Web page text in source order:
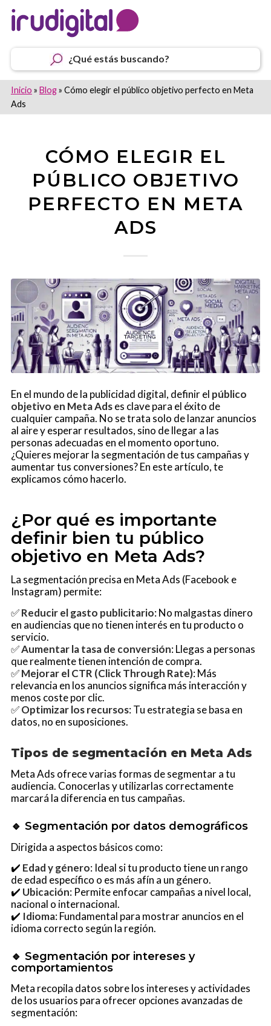
¿Qué estás buscando?
Inicio » Blog» Cómo elegir el público objetivo perfecto en Meta
Ads
CÓMO ELEGIR EL
PÚBLICO OBJETIVO
PERFECTO EN META
ADS
En el mundo de la publicidad digital, definir el público
objetivo en Meta Adses clave para el éxito de
cualquier campaña. No se trata solo de lanzar anuncios
al aire y esperar resultados, sino de llegar a las
personas adecuadas en el momento oportuno.
¿Quieres mejorar la segmentación de tus campañas y
aumentar tus conversiones? En este artículo, te
explicamos cómo hacerlo.
¿Por qué es importante
definir bien tu público
objetivo en Meta Ads?
La segmentación precisa en Meta Ads (Facebook e
Instagram) permite:
✅Reducir el gasto publicitario: No malgastas dinero
en audiencias que no tienen interés en tu producto o
servicio.
✅Aumentar la tasa de conversión: Llegas a personas
que realmente tienen intención de compra.
✅Mejorar el CTR (Click Through Rate): Más
relevancia en los anuncios significa más interacción y
menos coste por clic.
✅Optimizar los recursos: Tu estrategia se basa en
datos, no en suposiciones.
Tipos de segmentación en Meta Ads
Meta Ads ofrece varias formas de segmentar a tu
audiencia. Conocerlas y utilizarlas correctamente
marcará la diferencia en tus campañas.
🔹 Segmentación por datos demográficos
Dirigida a aspectos básicos como:
✔️ Edad y género: Ideal si tu producto tiene un rango
de edad específico o es más afín a un género.
✔️ Ubicación: Permite enfocar campañas a nivel local,
nacional o internacional.
✔️ Idioma: Fundamental para mostrar anuncios en el
idioma correcto según la región.
🔹 Segmentación por intereses y
comportamientos
Meta recopila datos sobre los intereses y actividades
de los usuarios para ofrecer opciones avanzadas de
segmentación: